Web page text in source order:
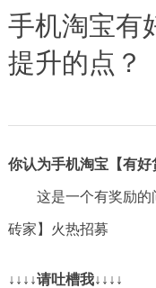
手机淘宝有
提升的点？
你认为手机淘宝【有
这是一个有奖励
砖家】火热招募
↓↓↓↓请吐槽我↓↓↓↓